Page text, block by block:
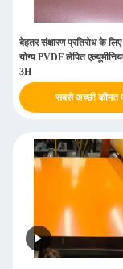
बेहतर संक्षारण प्रतिरोध के
योग्य PVDF लेपित
3H
सबसे अच्छी कीमत